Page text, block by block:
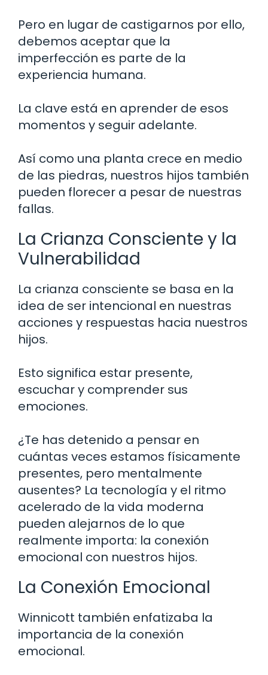
Pero en lugar de castigarnos por ello,
debemos aceptar que la
imperfección es parte de la
experiencia humana.
La clave está en aprender de esos
momentos y seguir adelante.
Así como una planta crece en medio
de las piedras, nuestros hijos también
pueden florecer a pesar de nuestras
fallas.
La Crianza Consciente y la
Vulnerabilidad
La crianza consciente se basa en la
idea de ser intencional en nuestras
acciones y respuestas hacia nuestros
hijos.
Esto significa estar presente,
escuchar y comprender sus
emociones.
¿Te has detenido a pensar en
cuántas veces estamos físicamente
presentes, pero mentalmente
ausentes? La tecnología y el ritmo
acelerado de la vida moderna
pueden alejarnos de lo que
realmente importa: la conexión
emocional con nuestros hijos.
La Conexión Emocional
Winnicott también enfatizaba la
importancia de la conexión
emocional.